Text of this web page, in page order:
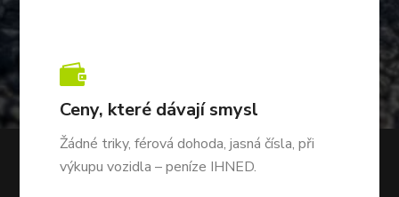

Ceny, které dávají smysl
Žádné triky, férová dohoda, jasná čísla, při
výkupu vozidla – peníze IHNED.